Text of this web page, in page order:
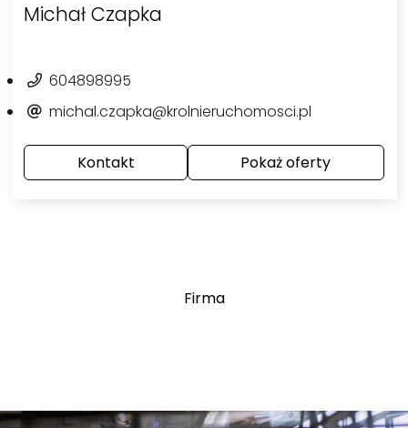
Michał Czapka
604898995
michal.czapka@krolnieruchomosci.pl
Kontakt Pokaż oferty
Firma